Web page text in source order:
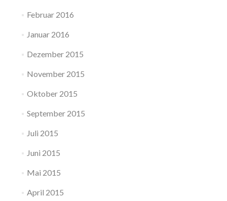
Februar 2016
Januar 2016
Dezember 2015
November 2015
Oktober 2015
September 2015
Juli 2015
Juni 2015
Mai 2015
April 2015